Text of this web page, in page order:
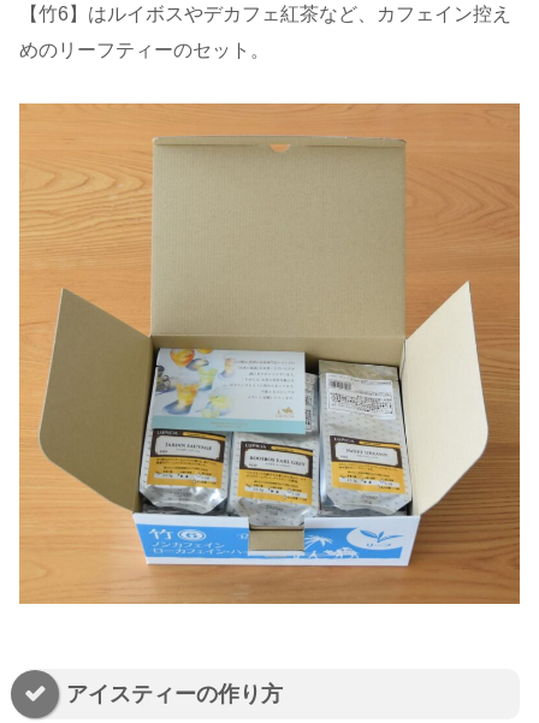
【竹6】はルイボスやデカフェ紅茶など、カフェイン控え
めのリーフティーのセット。
アイスティーの作り方